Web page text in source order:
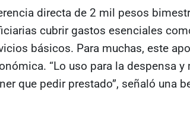
directa de 2 mil pesos
cubrir gastos esenciales
básicos. Para muchas, este
“Lo uso para la despensa
que pedir prestado”, señaló una